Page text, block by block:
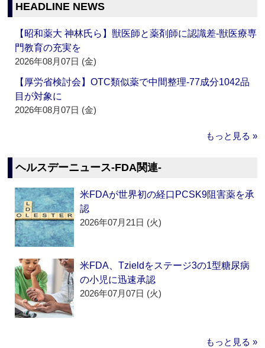
HEADLINE NEWS
【昭和薬大 神林氏ら】獣医師と薬剤師に認識差‐獣医療専
門教育の充実を
2026年08月07日 (金)
【厚労省検討会】OTC類似薬で中間整理‐77成分1042品
目が対象に
2026年08月07日 (金)
もっと見る »
ヘルスデーニュース‐FDA関連‐
米FDAが世界初の経口PCSK9阻害薬を承
認
2026年07月21日 (火)
米FDA、Tzieldをステージ3の1型糖尿病
の小児に迅速承認
2026年07月07日 (火)
もっと見る »